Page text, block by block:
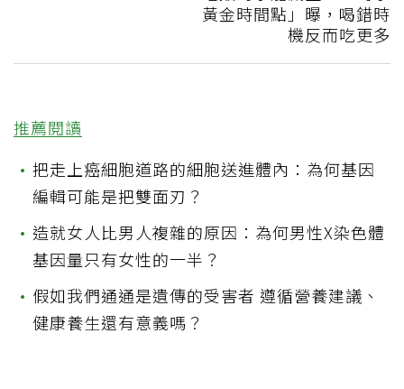
黃金時間點」曝，喝錯時
機反而吃更多
推薦閱讀
• 把走上癌細胞道路的細胞送進體內：為何基因
編輯可能是把雙面刃？
• 造就女人比男人複雜的原因：為何男性X染色體
基因量只有女性的一半？
• 假如我們通通是遺傳的受害者 遵循營養建議、
健康養生還有意義嗎？